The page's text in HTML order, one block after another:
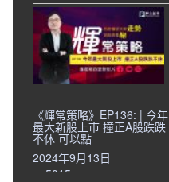
《輝常策略》EP136: | 今年
最大新股上市 撞正A股跌跌
不休 可以點
2024年9月13日
5015